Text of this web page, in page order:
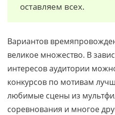
оставляем всех.
Вариантов
великое множество. В
интересов аудитории
конкурсов по мотивам
любимые сцены из
соревнования и многое